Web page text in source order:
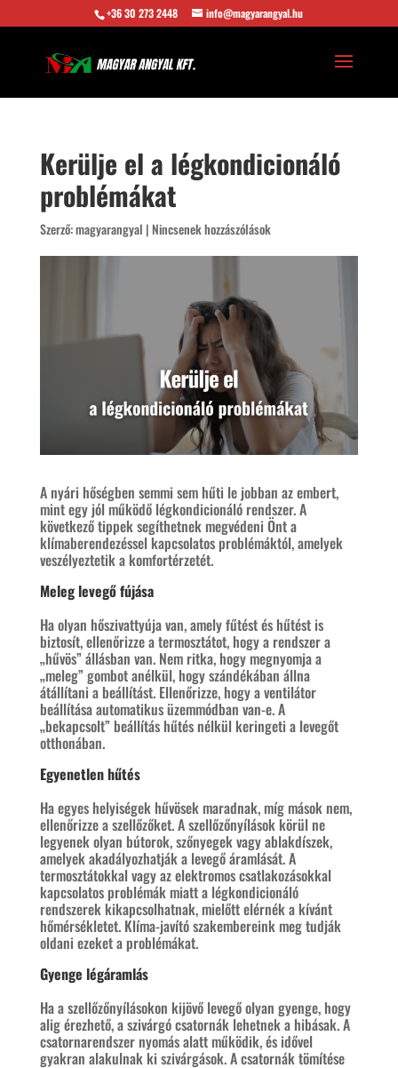
+36 30 273 2448 info@magyarangyal.hu
Kerülje el a légkondicionáló
problémákat
Szerző:magyarangyal | Nincsenek hozzászólások
A nyári hőségben semmi sem hűti le jobban az embert,
mint egy jól működő légkondicionáló rendszer. A
következő tippek segíthetnek megvédeni Önt a
klímaberendezéssel kapcsolatos problémáktól, amelyek
veszélyeztetik a komfortérzetét.
Meleg levegő fújása
Ha olyan hőszivattyúja van, amely fűtést és hűtést is
biztosít, ellenőrizze a termosztátot, hogy a rendszer a
„hűvös” állásban van. Nem ritka, hogy megnyomja a
„meleg” gombot anélkül, hogy szándékában állna
átállítani a beállítást. Ellenőrizze, hogy a ventilátor
beállítása automatikus üzemmódban van-e. A
„bekapcsolt” beállítás hűtés nélkül keringeti a levegőt
otthonában.
Egyenetlen hűtés
Ha egyes helyiségek hűvösek maradnak, míg mások nem,
ellenőrizze a szellőzőket. A szellőzőnyílások körül ne
legyenek olyan bútorok, szőnyegek vagy ablakdíszek,
amelyek akadályozhatják a levegő áramlását. A
termosztátokkal vagy az elektromos csatlakozásokkal
kapcsolatos problémák miatt a légkondicionáló
rendszerek kikapcsolhatnak, mielőtt elérnék a kívánt
hőmérsékletet. Klíma-javító szakembereink meg tudják
oldani ezeket a problémákat.
Gyenge légáramlás
Ha a szellőzőnyílásokon kijövő levegő olyan gyenge, hogy
alig érezhető, a szivárgó csatornák lehetnek a hibásak. A
csatornarendszer nyomás alatt működik, és idővel
gyakran alakulnak ki szivárgások. A csatornák tömítése